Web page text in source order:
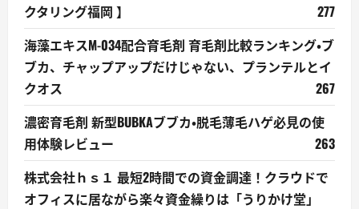
クタリング福岡 】
277
海藻エキスM-034配合育毛剤 育毛剤比較ランキング・ブ
ブカ、チャップアップだけじゃない、プランテルとイ
クオス
267
濃密育毛剤 新型BUBKAブブカ・脱毛薄毛ハゲ必見の使
用体験レビュー
263
株式会社ｈｓ１ 最短2時間での資金調達！クラウドで
オフィスに居ながら楽々資金繰りは「うりかけ堂」